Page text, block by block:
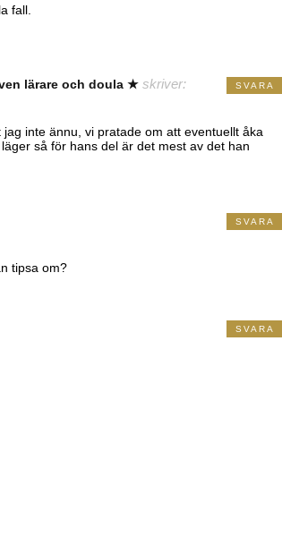
fall.
lärare och doula ★ skriver:
inte ännu, vi pratade om att eventuellt åka
så för hans del är det mest av det han
SVARA
tipsa om?
SVARA
SVARA